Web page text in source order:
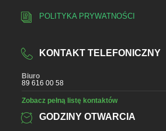
POLITYKA PRYWATNOŚCI
KONTAKT TELEFONICZNY
Biuro
89 616 00 58
Zobacz pełną listę kontaktów
GODZINY OTWARCIA